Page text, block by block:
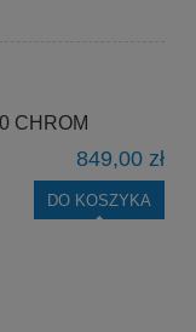
CHROM
849,00 zł
DO KOSZYKA